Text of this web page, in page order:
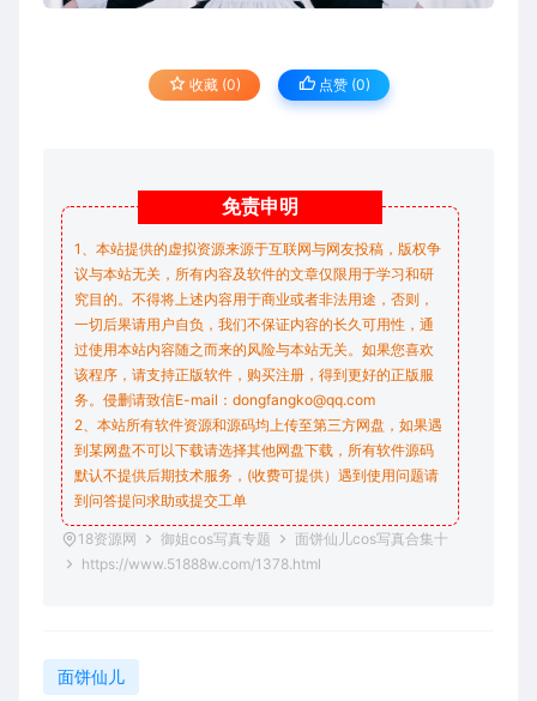
收藏 (0) 点赞 (0)
免责申明
1、本站提供的虚拟资源来源于互联网与网友投稿，版权争
议与本站无关，所有内容及软件的文章仅限用于学习和研
究目的。不得将上述内容用于商业或者非法用途，否则，
一切后果请用户自负，我们不保证内容的长久可用性，通
过使用本站内容随之而来的风险与本站无关。如果您喜欢
该程序，请支持正版软件，购买注册，得到更好的正版服
务。侵删请致信E-mail：dongfangko@qq.com
2、本站所有软件资源和源码均上传至第三方网盘，如果遇
到某网盘不可以下载请选择其他网盘下载，所有软件源码
默认不提供后期技术服务，(收费可提供）遇到使用问题请
到问答提问求助或提交工单
18资源网 御姐cos写真专题
面饼仙儿cos写真合集十
https://www.51888w.com/1378.html
面饼仙儿